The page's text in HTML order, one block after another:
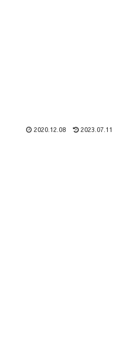
2020.12.08 2023.07.11